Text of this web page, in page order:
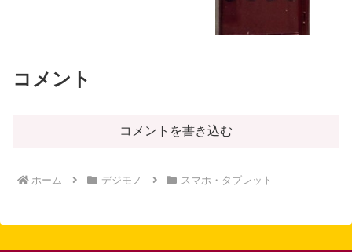
コメント
コメントを書き込む
ホーム デジモノ スマホ・タブレット